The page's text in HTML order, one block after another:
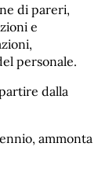
di pareri,
e
personale.
dalla
ammonta